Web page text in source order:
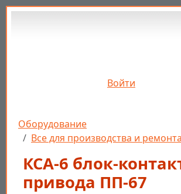
Перейти к основному содержанию
Войти
Строка навигации
Оборудование
Все для производства и ремонта
КСА-6 блок-
привода ПП-67